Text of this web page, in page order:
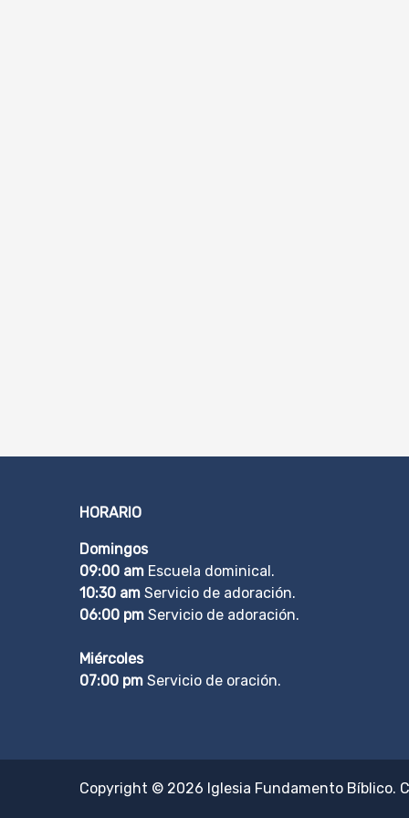
HORARIO
Domingos
09:00 am Escuela dominical.
10:30 am Servicio de adoración.
06:00 pm Servicio de adoración.
Miércoles
07:00 pm Servicio de oración.
Copyright © 2026 Iglesia Fundamento Bíblico.